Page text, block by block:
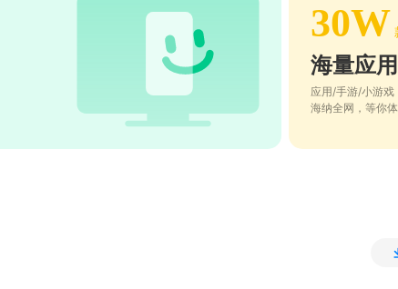
30W
海量应用
应用/手游/小游戏
海纳全网，等你